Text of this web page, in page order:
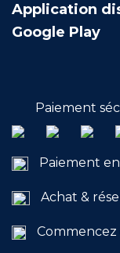
Application
Google Play
Paiement
Paiement en
Achat &